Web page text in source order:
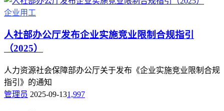
企业用工
人社部办公厅发布企业实施竞业限制合规指引
（2025）
人力资源社会保障部办公厅关于发布《企业实施竞业限制合规
指引》的通知
管理员 2025-09-131,997